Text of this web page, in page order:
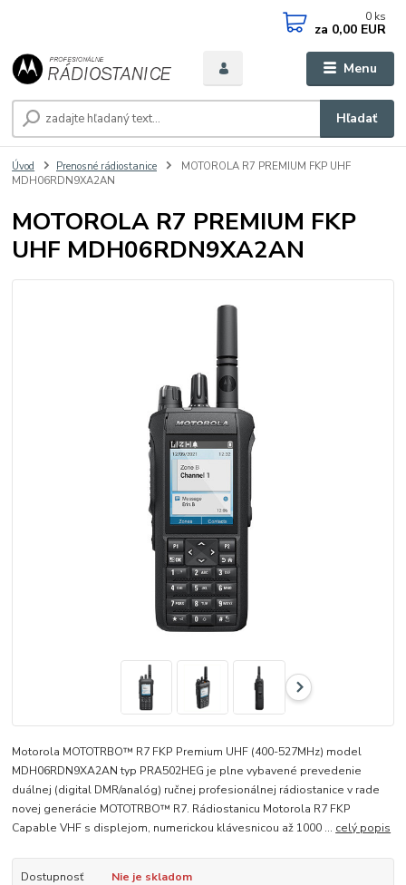
Menu
Hľadať
0 ks
za 0,00 EUR
Úvod Prenosné rádiostanice
MOTOROLA R7 PREMIUM FKP UHF
MDH06RDN9XA2AN
MOTOROLA R7 PREMIUM FKP
UHF MDH06RDN9XA2AN
Motorola MOTOTRBO™ R7 FKP Premium UHF (400-527MHz) model
MDH06RDN9XA2AN typ PRA502HEG je plne vybavené prevedenie
duálnej (digital DMR/analóg) ručnej profesionálnej rádiostanice v rade
novej generácie MOTOTRBO™ R7. Rádiostanicu Motorola R7 FKP
Capable VHF s displejom, numerickou klávesnicou až 1000 ... celý popis
Dostupnosť Nie je skladom